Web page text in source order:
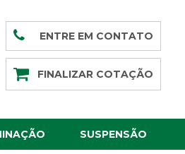
ENTRE EM CONTATO
FINALIZAR COTAÇÃO
SUSPENSÃO